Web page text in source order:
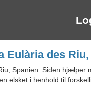
Eulària des Riu,
Spanien. Siden
elsket i henhold til